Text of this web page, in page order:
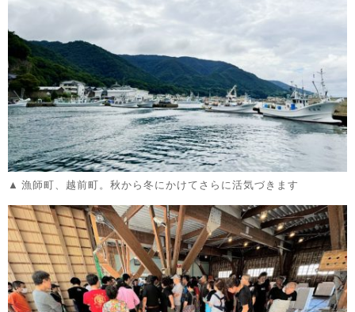
漁師町、越前町。秋から冬にかけてさらに活気づきます